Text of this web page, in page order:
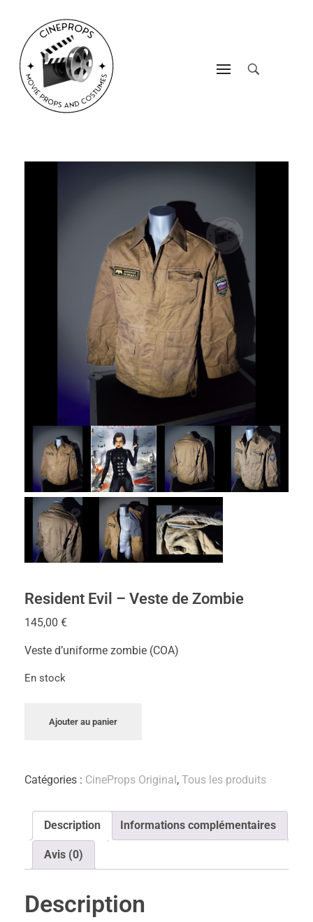
Resident Evil – Veste de Zombie
145,00 €
Veste d’uniforme zombie (COA)
En stock
Ajouter au panier
Catégories : CineProps Original, Tous les produits
Description Informations complémentaires
Avis (0)
Description